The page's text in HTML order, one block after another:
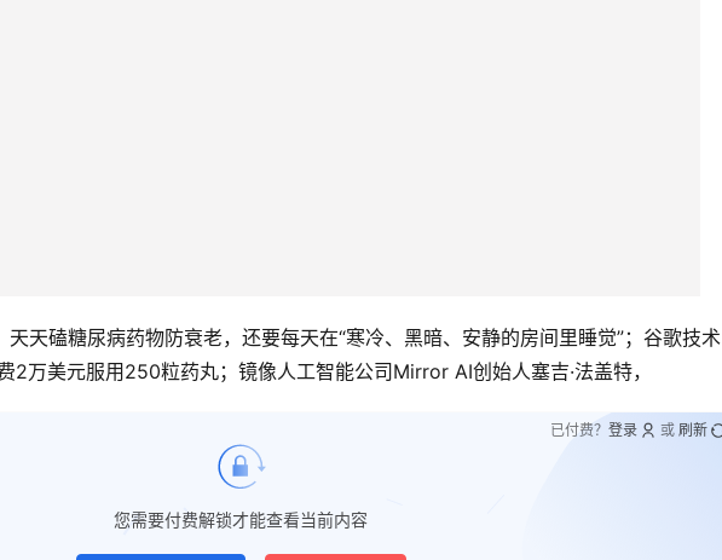
天磕糖尿病药物防衰老，还要每天在“寒冷、黑暗、安静的房间里睡觉”；谷歌技术
2万美元服用250粒药丸；镜像人工智能公司Mirror AI创始人塞吉·法盖特，
您需要付费解锁才能查看当前内容
已付费？ 登录 或 刷新